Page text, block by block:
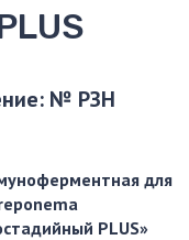
№ РЗН
для
PLUS»